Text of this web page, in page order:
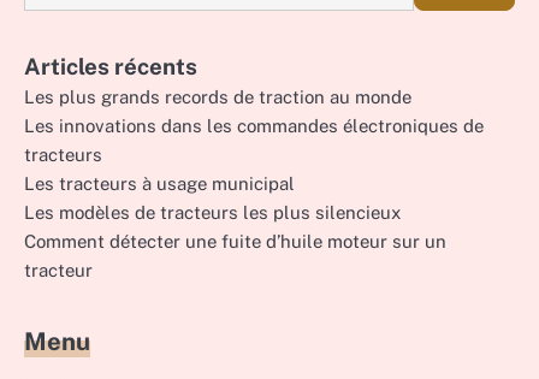
Articles récents
Les plus grands records de traction au monde
Les innovations dans les commandes électroniques de
tracteurs
Les tracteurs à usage municipal
Les modèles de tracteurs les plus silencieux
Comment détecter une fuite d’huile moteur sur un
tracteur
Menu